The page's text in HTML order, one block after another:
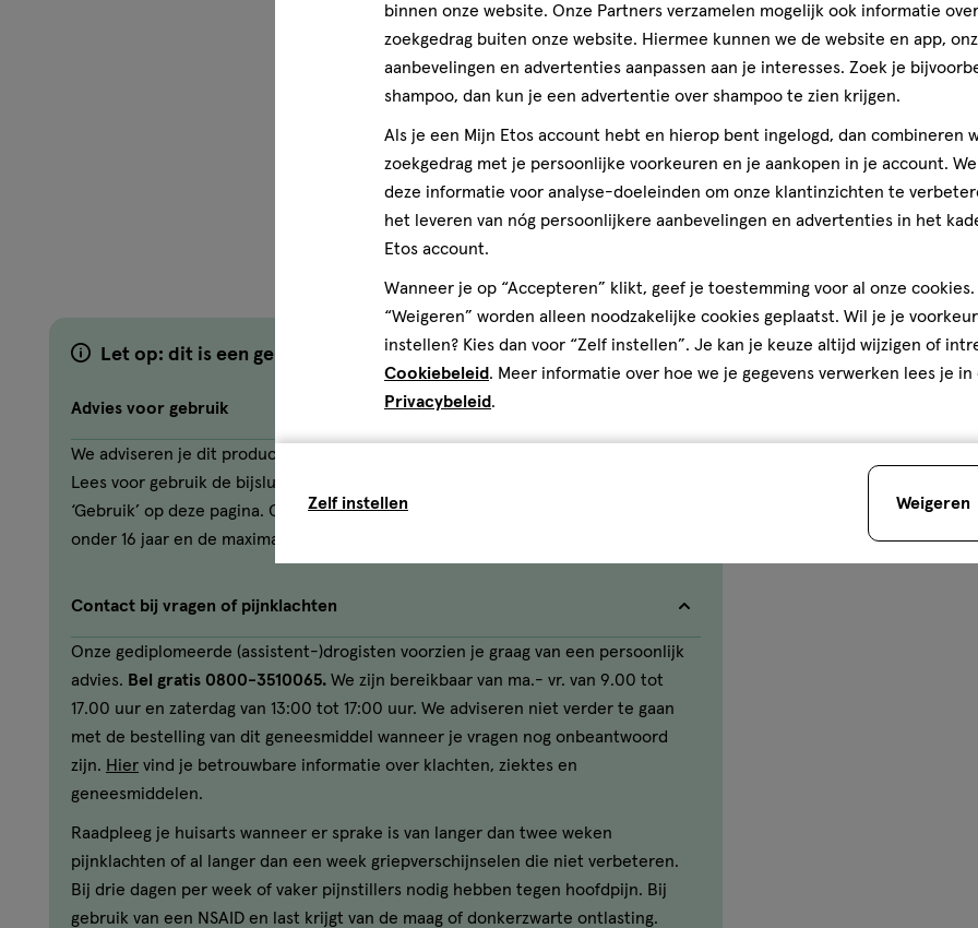
geneesmiddel,
crème
geneesmiddel 20
Etos Anti-
1
Let op: dit is een geneesmiddel
Advies voor gebruik
We adviseren je dit product alleen te gebruiken als je goed geïnformeerd bent.
Lees voor gebruik de bijsluiter. De link naar de bijsluiter staat onder kopje
‘Gebruik’ op deze pagina. Geneesmiddelen worden niet verkocht aan personen
onder 16 jaar en de maximale bestelhoeveelheid is 3 stuks.
Contact bij vragen of pijnklachten
Onze gediplomeerde (assistent-)drogisten voorzien je graag van een persoonlijk
advies. Bel gratis 0800-3510065. We zijn bereikbaar van ma.- vr. van 9.00 tot
17.00 uur en zaterdag van 13:00 tot 17:00 uur. We adviseren niet verder te gaan
met de bestelling van dit geneesmiddel wanneer je vragen nog onbeantwoord
zijn. Hier vind je betrouwbare informatie over klachten, ziektes en
geneesmiddelen.
Raadpleeg je huisarts wanneer er sprake is van langer dan twee weken
pijnklachten of al langer dan een week griepverschijnselen die niet verbeteren.
Bij drie dagen per week of vaker pijnstillers nodig hebben tegen hoofdpijn. Bij
gebruik van een NSAID en last krijgt van de maag of donkerzwarte ontlasting.
binnen onze website. Onze Partners verzamelen mogelijk ook informatie
zoekgedrag buiten onze website. Hiermee kunnen we de website en app,
aanbevelingen en advertenties aanpassen aan je interesses. Zoek je
shampoo, dan kun je een advertentie over shampoo te zien krijgen.
Als je een Mijn Etos account hebt en hierop bent ingelogd, dan combineren
zoekgedrag met je persoonlijke voorkeuren en je aankopen in je account.
deze informatie voor analyse-doeleinden om onze klantinzichten te
het leveren van nóg persoonlijkere aanbevelingen en advertenties in het
Etos account.
Wanneer je op “Accepteren” klikt, geef je toestemming voor al onze cookies.
“Weigeren” worden alleen noodzakelijke cookies geplaatst. Wil je je
instellen? Kies dan voor “Zelf instellen”. Je kan je keuze altijd wijzigen of
Cookiebeleid. Meer informatie over hoe we je gegevens verwerken lees je in
Privacybeleid.
Zelf instellen Weigeren